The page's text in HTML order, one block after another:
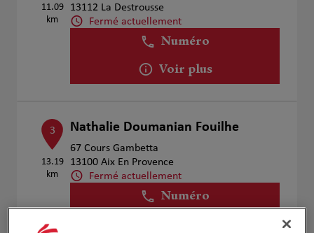
11.09
km
13112 La Destrousse
Fermé actuellement
Numéro
Voir plus
3
13.19
km
Nathalie Doumanian Fouilhe
67 Cours Gambetta
13100 Aix En Provence
Fermé actuellement
Numéro